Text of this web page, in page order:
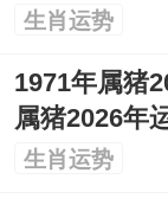
生肖运势
1971年属猪
属猪2026年
生肖运势